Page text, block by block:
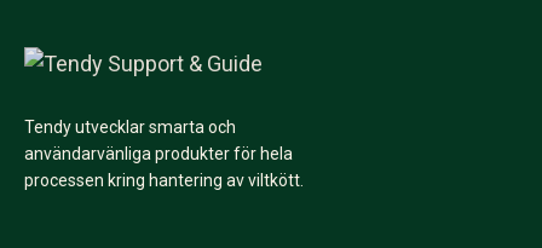
Tendy utvecklar smarta och
användarvänliga produkter för hela
processen kring hantering av viltkött.